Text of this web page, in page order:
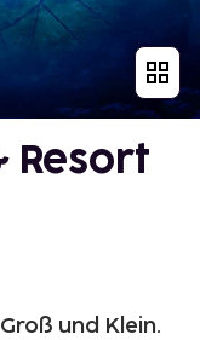
Resort
und Klein.